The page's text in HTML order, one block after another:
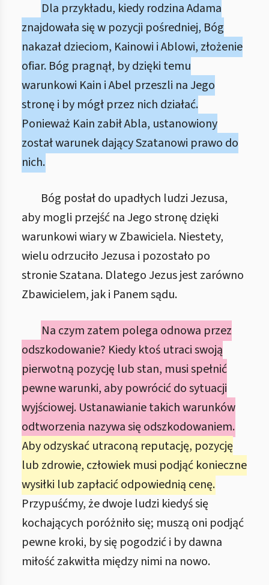
Dla przykładu, kiedy rodzina Adama
znajdowała się w pozycji pośredniej, Bóg
nakazał dzieciom, Kainowi i Ablowi, złożenie
ofiar. Bóg pragnął, by dzięki temu
warunkowi Kain i Abel przeszli na Jego
stronę i by mógł przez nich działać.
Ponieważ Kain zabił Abla, ustanowiony
został warunek dający Szatanowi prawo do
nich.
Bóg posłał do upadłych ludzi Jezusa,
aby mogli przejść na Jego stronę dzięki
warunkowi wiary w Zbawiciela. Niestety,
wielu odrzuciło Jezusa i pozostało po
stronie Szatana. Dlatego Jezus jest zarówno
Zbawicielem, jak i Panem sądu.
Na czym zatem polega odnowa przez
odszkodowanie? Kiedy ktoś utraci swoją
pierwotną pozycję lub stan, musi spełnić
pewne warunki, aby powrócić do sytuacji
wyjściowej. Ustanawianie takich warunków
odtworzenia nazywa się odszkodowaniem.
Aby odzyskać utraconą reputację, pozycję
lub zdrowie, człowiek musi podjąć konieczne
wysiłki lub zapłacić odpowiednią cenę.
Przypuśćmy, że dwoje ludzi kiedyś się
kochających poróżniło się; muszą oni podjąć
pewne kroki, by się pogodzić i by dawna
miłość zakwitła między nimi na nowo.